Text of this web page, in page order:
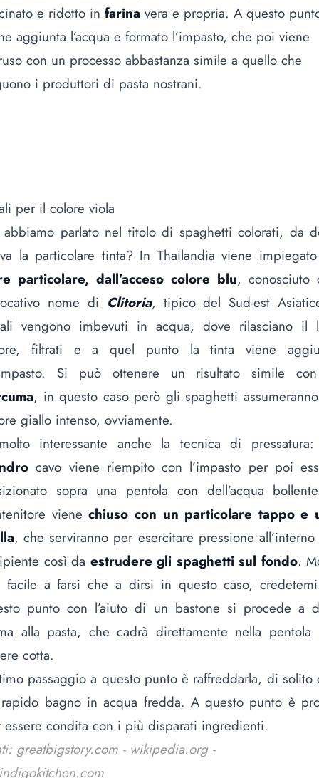
e ridotto in farina vera e propria. A questo
aggiunta l’acqua e formato l’impasto, che poi viene
con un processo abbastanza simile a quello che
i produttori di pasta nostrani.
per il colore viola
abbiamo parlato nel titolo di spaghetti colorati, da
la particolare tinta? In Thailandia viene
particolare, dall’acceso colore blu, conosciuto
nome di Clitoria, tipico del Sud-est
vengono imbevuti in acqua, dove rilasciano il
filtrati e a quel punto la tinta viene
Si può ottenere un risultato simile
, in questo caso però gli spaghetti
giallo intenso, ovviamente.
interessante anche la tecnica di
cavo viene riempito con l’impasto per poi
sopra una pentola con dell’acqua
vienechiuso con un particolare tappo e
, che serviranno per esercitare pressione
così da estrudere gli spaghetti sul fondo.
facile a farsi che a dirsi in questo caso,
punto con l’aiuto di un bastone si procede a
alla pasta, che cadrà direttamente nella pentola
cotta.
passaggio a questo punto è raffreddarla, di solito
bagno in acqua fredda. A questo punto è
essere condita con i più disparati ingredienti.
greatbigstory.com - wikipedia.org -